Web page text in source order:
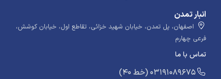
انبار تمدن
اصفهان، پل تمدن، خیابان شهید خزائی، تقاطع اول، خیابان کوشش،
فرعی چهارم
تماس با ما
​​​ (40 خط) 03191089675